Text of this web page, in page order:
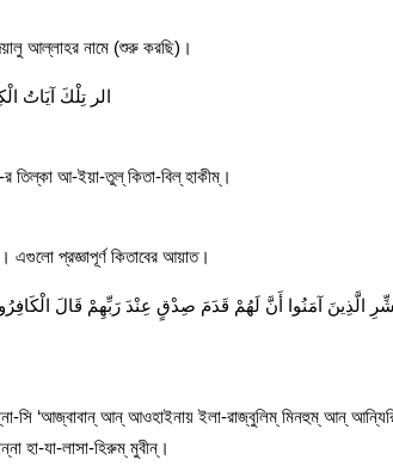
আল্লাহর নামে (শুরু করছি)।
الر تِلْكَ آيَاتُ
আ-ইয়া-তুল্ কিতা-বিল্ হাকীম্।
প্রজ্ঞাপূর্ণ কিতাবের আয়াত।
الَّذِينَ آمَنُوا أَنَّ لَهُمْ قَدَمَ صِدْقٍ عِنْدَ رَبِّهِمْ قَالَ
সি ‘আজ্বাবান্ আন্ আওহাইনায় ইলা-রাজ্বুলিম্ মিনহুম্ আন্
হা-যা-লাসা-হিরুম্ মুবীন্।